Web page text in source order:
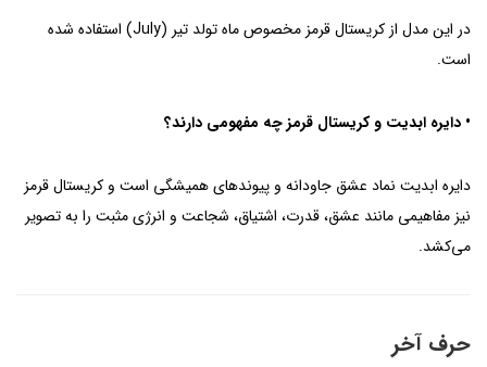
در این مدل از کریستال قرمز مخصوص ماه تولد تیر (July) استفاده شده
است.
• دایره ابدیت و کریستال قرمز چه مفهومی دارند؟
دایره ابدیت نماد عشق جاودانه و پیوندهای همیشگی است و کریستال قرمز
نیز مفاهیمی مانند عشق، قدرت، اشتیاق، شجاعت و انرژی مثبت را به تصویر
می‌کشد.
حرف آخر